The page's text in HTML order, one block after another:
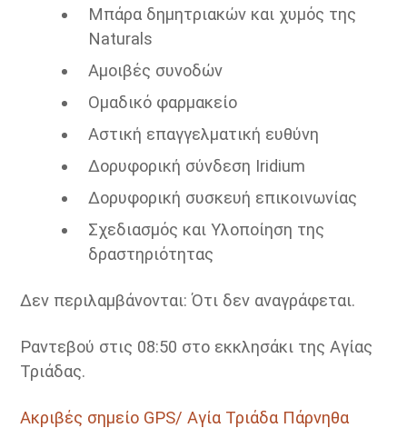
Μπάρα δημητριακών και χυμός της
Naturals
Αμοιβές συνοδών
Ομαδικό φαρμακείο
Αστική επαγγελματική ευθύνη
Δορυφορική σύνδεση Iridium
Δορυφορική συσκευή επικοινωνίας
Σχεδιασμός και Υλοποίηση της
δραστηριότητας
Δεν περιλαμβάνονται:Ότι δεν αναγράφεται.
Ραντεβού στις 08:50 στο εκκλησάκι της Αγίας
Τριάδας.
Ακριβές σημείο GPS/ Αγία Τριάδα Πάρνηθα